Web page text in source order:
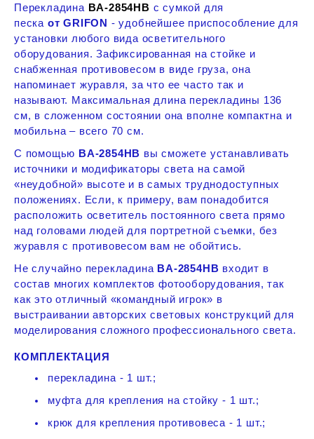
Перекладина BA-2854HB с сумкой для
песка отGRIFON - удобнейшее приспособление для
установки любого вида осветительного
оборудования. Зафиксированная на стойке и
снабженная противовесом в виде груза, она
напоминает журавля, за что ее часто так и
называют. Максимальная длина перекладины 136
см, в сложенном состоянии она вполне компактна и
мобильна – всего 70 см.
С помощью BA-2854HB вы сможете устанавливать
источники и модификаторы света на самой
«неудобной» высоте и в самых труднодоступных
положениях. Если, к примеру, вам понадобится
расположить осветитель постоянного света прямо
над головами людей для портретной съемки, без
журавля с противовесом вам не обойтись.
Не случайно перекладина BA-2854HB входит в
состав многих комплектов фотооборудования, так
как это отличный «командный игрок» в
выстраивании авторских световых конструкций для
моделирования сложного профессионального света.
КОМПЛЕКТАЦИЯ
перекладина - 1 шт.;
муфта для крепления на стойку - 1 шт.;
крюк для крепления противовеса - 1 шт.;